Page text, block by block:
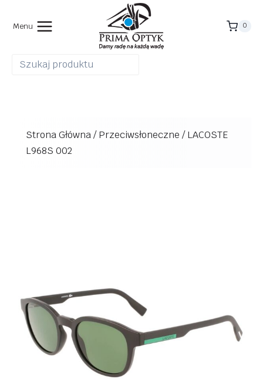
Menu 0
Strona Główna/Przeciwsłoneczne /LACOSTE
L968S 002